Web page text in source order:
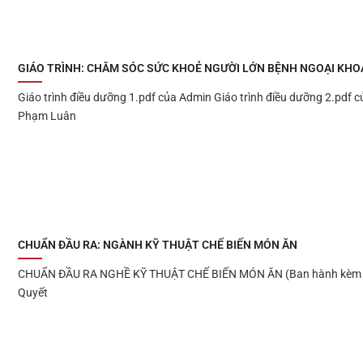
GIÁO TRÌNH: CHĂM SÓC SỨC KHOẺ NGƯỜI LỚN BỆNH NGOẠI
Giáo trình điều dưỡng 1.pdf của Admin Giáo trình điều dưỡng 2.pdf
Phạm Luân
CHUẨN ĐẦU RA: NGÀNH KỸ THUẬT CHẾ BIẾN MÓN ĂN
CHUẨN ĐẦU RA NGHỀ KỸ THUẬT CHẾ BIẾN MÓN ĂN (Ban hành
Quyết